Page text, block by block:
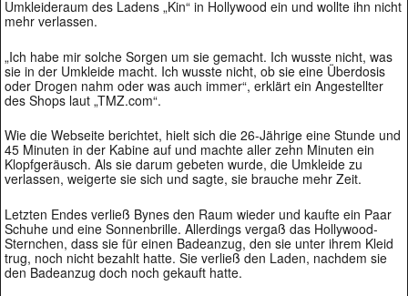
Umkleideraum des Ladens „Kin“ in Hollywood ein und wollte ihn nicht
mehr verlassen.
„Ich habe mir solche Sorgen um sie gemacht. Ich wusste nicht, was
sie in der Umkleide macht. Ich wusste nicht, ob sie eine Überdosis
oder Drogen nahm oder was auch immer“, erklärt ein Angestellter
des Shops laut „TMZ.com“.
Wie die Webseite berichtet, hielt sich die 26-Jährige eine Stunde und
45 Minuten in der Kabine auf und machte aller zehn Minuten ein
Klopfgeräusch. Als sie darum gebeten wurde, die Umkleide zu
verlassen, weigerte sie sich und sagte, sie brauche mehr Zeit.
Letzten Endes verließ Bynes den Raum wieder und kaufte ein Paar
Schuhe und eine Sonnenbrille. Allerdings vergaß das Hollywood-
Sternchen, dass sie für einen Badeanzug, den sie unter ihrem Kleid
trug, noch nicht bezahlt hatte. Sie verließ den Laden, nachdem sie
den Badeanzug doch noch gekauft hatte.